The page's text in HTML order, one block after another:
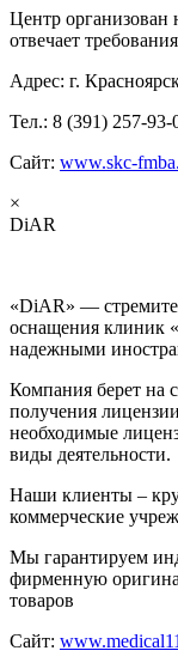
Центр организован
отвечает
Адрес: г.
Тел.: 8 (391) 257-93-
Сайт: www.skc-
×
DiAR
«DiAR» —
оснащения клиник
надежными
Компания берет на
получения
необходимые
виды деятельности.
Наши клиенты –
коммерческие
Мы гарантируем
фирменную
товаров
Сайт: